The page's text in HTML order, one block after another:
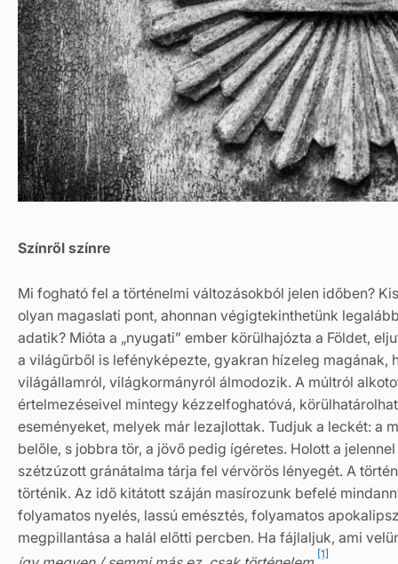
Színről színre
Mi fogható fel a történelmi változásokból jelen időben?
olyan magaslati pont, ahonnan végigtekinthetünk
adatik? Mióta a „nyugati” ember körülhajózta a Földet,
a világűrből is lefényképezte, gyakran hízeleg magának,
világállamról, világkormányról álmodozik. A múltról
értelmezéseivel mintegy kézzelfoghatóvá,
eseményeket, melyek már lezajlottak. Tudjuk a leckét: a
belőle, s jobbra tör, a jövő pedig ígéretes. Holott a
szétzúzott gránátalma tárja fel vérvörös lényegét. A
történik. Az idő kitátott száján masírozunk befelé
folyamatos nyelés, lassú emésztés, folyamatos
megpillantása a halál előtti percben. Ha fájlaljuk, ami
[1]